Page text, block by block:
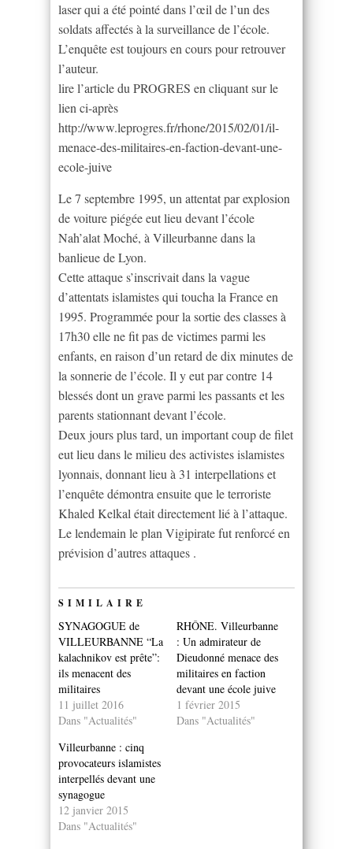
laser qui a été pointé dans l’œil de l’un des
soldats affectés à la surveillance de l’école.
L’enquête est toujours en cours pour retrouver
l’auteur.
lire l’article du PROGRES en cliquant sur le
lien ci-après
http://www.leprogres.fr/rhone/2015/02/01/il-
menace-des-militaires-en-faction-devant-une-
ecole-juive
Le 7 septembre 1995, un attentat par explosion
de voiture piégée eut lieu devant l’école
Nah’alat Moché, à Villeurbanne dans la
banlieue de Lyon.
Cette attaque s’inscrivait dans la vague
d’attentats islamistes qui toucha la France en
1995. Programmée pour la sortie des classes à
17h30 elle ne fit pas de victimes parmi les
enfants, en raison d’un retard de dix minutes de
la sonnerie de l’école. Il y eut par contre 14
blessés dont un grave parmi les passants et les
parents stationnant devant l’école.
Deux jours plus tard, un important coup de filet
eut lieu dans le milieu des activistes islamistes
lyonnais, donnant lieu à 31 interpellations et
l’enquête démontra ensuite que le terroriste
Khaled Kelkal était directement lié à l’attaque.
Le lendemain le plan Vigipirate fut renforcé en
prévision d’autres attaques .
SIMILAIRE
SYNAGOGUE de
VILLEURBANNE “La
kalachnikov est prête”:
ils menacent des
militaires
11 juillet 2016
Dans "Actualités"
RHÔNE. Villeurbanne
: Un admirateur de
Dieudonné menace des
militaires en faction
devant une école juive
1 février 2015
Dans "Actualités"
Villeurbanne : cinq
provocateurs islamistes
interpellés devant une
synagogue
12 janvier 2015
Dans "Actualités"